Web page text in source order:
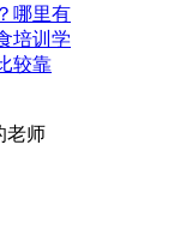
哪里有
培训学
较靠
老师